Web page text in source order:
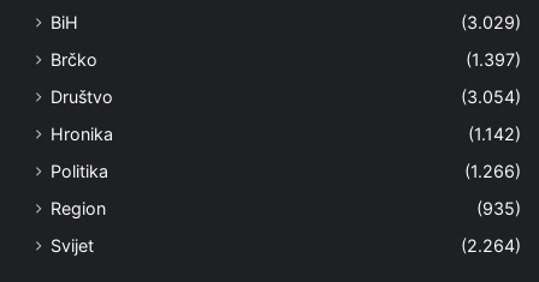
BiH
(3.029)
Brčko
(1.397)
Društvo
(3.054)
Hronika
(1.142)
Politika
(1.266)
Region
(935)
Svijet
(2.264)